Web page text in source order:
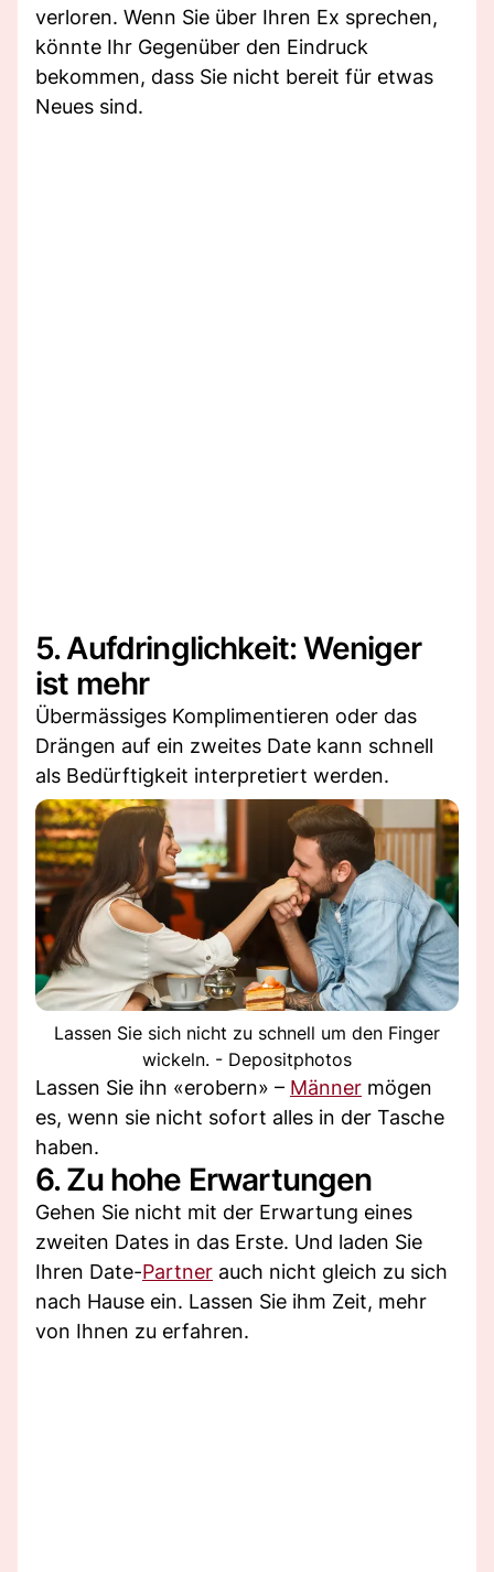
verloren. Wenn Sie über Ihren Ex sprechen,
könnte Ihr Gegenüber den Eindruck
bekommen, dass Sie nicht bereit für etwas
Neues sind.
5. Aufdringlichkeit: Weniger
ist mehr
Übermässiges Komplimentieren oder das
Drängen auf ein zweites Date kann schnell
als Bedürftigkeit interpretiert werden.
Lassen Sie sich nicht zu schnell um den Finger
wickeln. - Depositphotos
Lassen Sie ihn «erobern» – Männer mögen
es, wenn sie nicht sofort alles in der Tasche
haben.
6. Zu hohe Erwartungen
Gehen Sie nicht mit der Erwartung eines
zweiten Dates in das Erste. Und laden Sie
Ihren Date-Partner auch nicht gleich zu sich
nach Hause ein. Lassen Sie ihm Zeit, mehr
von Ihnen zu erfahren.